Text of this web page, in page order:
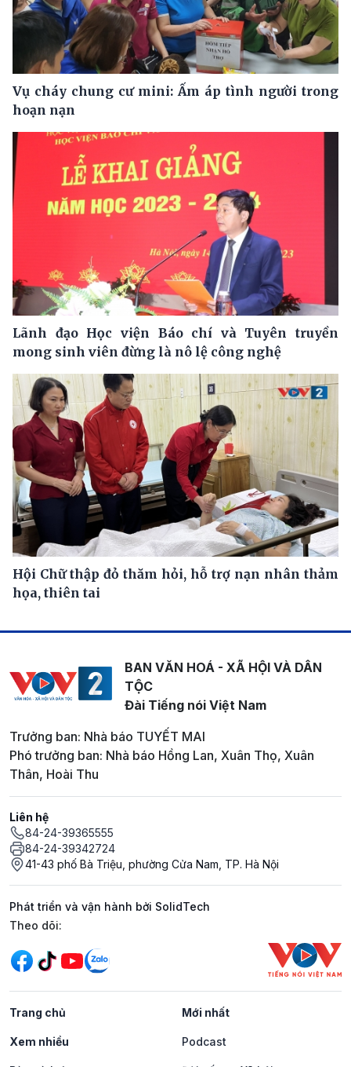
Vụ cháy chung cư mini: Ấm áp tình người trong
hoạn nạn
Lãnh đạo Học viện Báo chí và Tuyên truyền
mong sinh viên đừng là nô lệ công nghệ
Hội Chữ thập đỏ thăm hỏi, hỗ trợ nạn nhân thảm
họa, thiên tai
BAN VĂN HOÁ - XÃ HỘI VÀ DÂN
TỘC
Đài Tiếng nói Việt Nam
Trưởng ban: Nhà báo TUYẾT MAI
Phó trưởng ban: Nhà báo Hồng Lan, Xuân Thọ, Xuân
Thân, Hoài Thu
Liên hệ
84-24-39365555
84-24-39342724
41-43 phố Bà Triệu, phường Cửa Nam, TP. Hà Nội
Phát triển và vận hành bởi SolidTech
Mạng xã hội
Theo dõi:
Trang chủ Mới nhất
Xem nhiều Podcast